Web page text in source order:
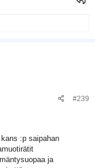
#239
:p saipahan
ja